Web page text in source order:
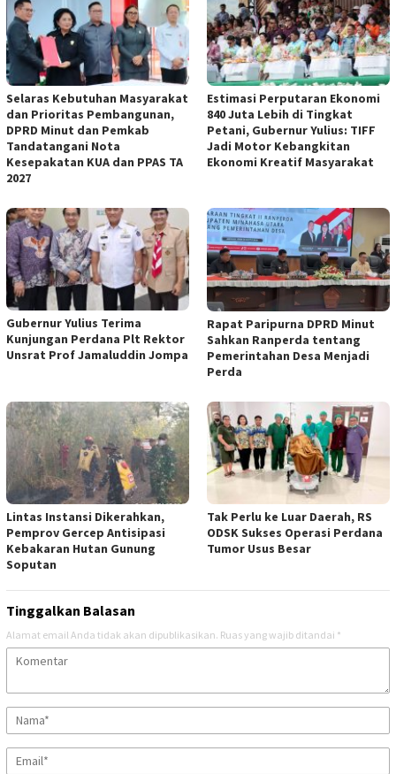
Selaras Kebutuhan Masyarakat
dan Prioritas Pembangunan,
DPRD Minut dan Pemkab
Tandatangani Nota
Kesepakatan KUA dan PPAS TA
2027
Estimasi Perputaran Ekonomi
840 Juta Lebih di Tingkat
Petani, Gubernur Yulius: TIFF
Jadi Motor Kebangkitan
Ekonomi Kreatif Masyarakat
Gubernur Yulius Terima
Kunjungan Perdana Plt Rektor
Unsrat Prof Jamaluddin Jompa
Rapat Paripurna DPRD Minut
Sahkan Ranperda tentang
Pemerintahan Desa Menjadi
Perda
Lintas Instansi Dikerahkan,
Pemprov Gercep Antisipasi
Kebakaran Hutan Gunung
Soputan
Tak Perlu ke Luar Daerah, RS
ODSK Sukses Operasi Perdana
Tumor Usus Besar
Tinggalkan Balasan
Alamat email Anda tidak akan dipublikasikan. Ruas yang wajib ditandai *